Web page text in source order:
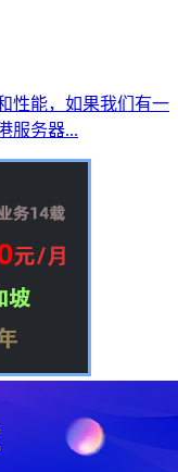
性能，如果我们有一
服务器...